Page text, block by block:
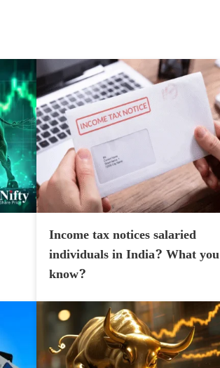
Income tax notices salaried
individuals in India? What you
know?